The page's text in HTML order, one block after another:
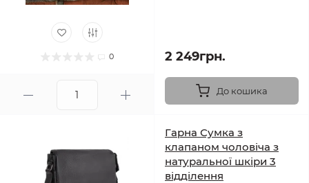
0 2 249грн.
До кошика
Гарна Сумка з
клапаном чоловіча з
натуральної шкіри 3
відділення